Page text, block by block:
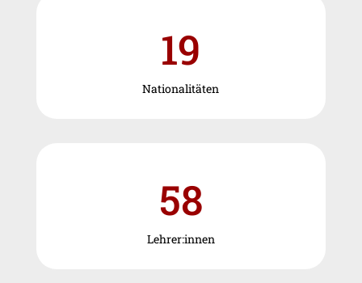
19
Nationalitäten
58
Lehrer:innen